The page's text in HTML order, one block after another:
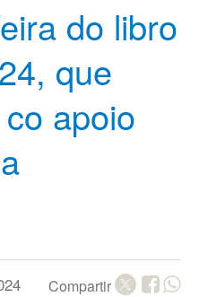
do libro
que
apoio
Compartir